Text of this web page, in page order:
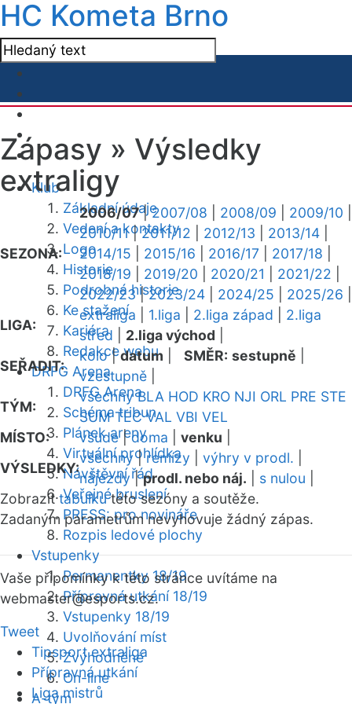
HC Kometa Brno
Klub
Základní údaje
Vedení a kontakty
Logo
Historie
Podrobná historie
Ke stažení
Kariéra
Redakce webu
DRFG Arena
DRFG Arena
Schéma tribun
Plánek areny
Virtuální prohlídka
Návštěvní řád
Veřejné bruslení
PRESS: pro novináře
Rozpis ledové plochy
Vstupenky
Permanentky 18/19
Přípravná utkání 18/19
Vstupenky 18/19
Uvolňování míst
Zvýhodněné
On-line
A-tým
Zápasy » Výsledky
extraligy
SEZONA:
2006/07|2007/08 2008/09 2009/10
2010/11|2011/12 2012/13 2013/14
2014/15
2015/16 2016/17 2017/18
2018/19
2019/20 2020/21 2021/22
2022/23|2023/24 2024/25 2025/26
LIGA:
extraliga 1.liga 2.liga západ
2.liga
střed
2.liga východ
SEŘADIT:
kolo|datum SMĚR: sestupně
vzestupně
TÝM:
všechny BLA HOD KRO NJI ORL PRE STE
SUM TEC VAL VBI VEL
MÍSTO:
všude|doma venku
VÝSLEDKY:
všechny|remízy výhry v prodl.
nájezdy|prodl. nebo náj. s nulou
Zobrazittabulkutéto sezóny a soutěže.
Zadaným parametrům nevyhovuje žádný zápas.
Vaše připomínky k této stránce uvítáme na
webmaster@esports.cz.
Tweet
Tipsport extraliga
Přípravná utkání
Liga mistrů